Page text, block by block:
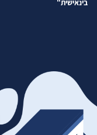
בינאישית"